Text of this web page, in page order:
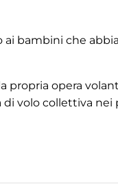
ai bambini che
propria opera
di volo collettiva nei